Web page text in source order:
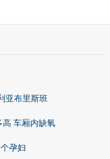
亚布里斯班
高 车厢内缺氧
孕妇